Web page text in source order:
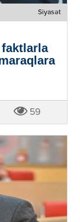
Siyasət
faktlarla
59